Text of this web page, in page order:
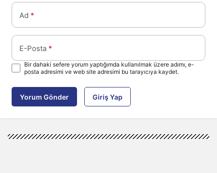
Ad *
E-Posta *
Bir dahaki sefere yorum yaptığımda kullanılmak üzere adımı, e-
posta adresimi ve web site adresimi bu tarayıcıya kaydet.
Yorum Gönder Giriş Yap